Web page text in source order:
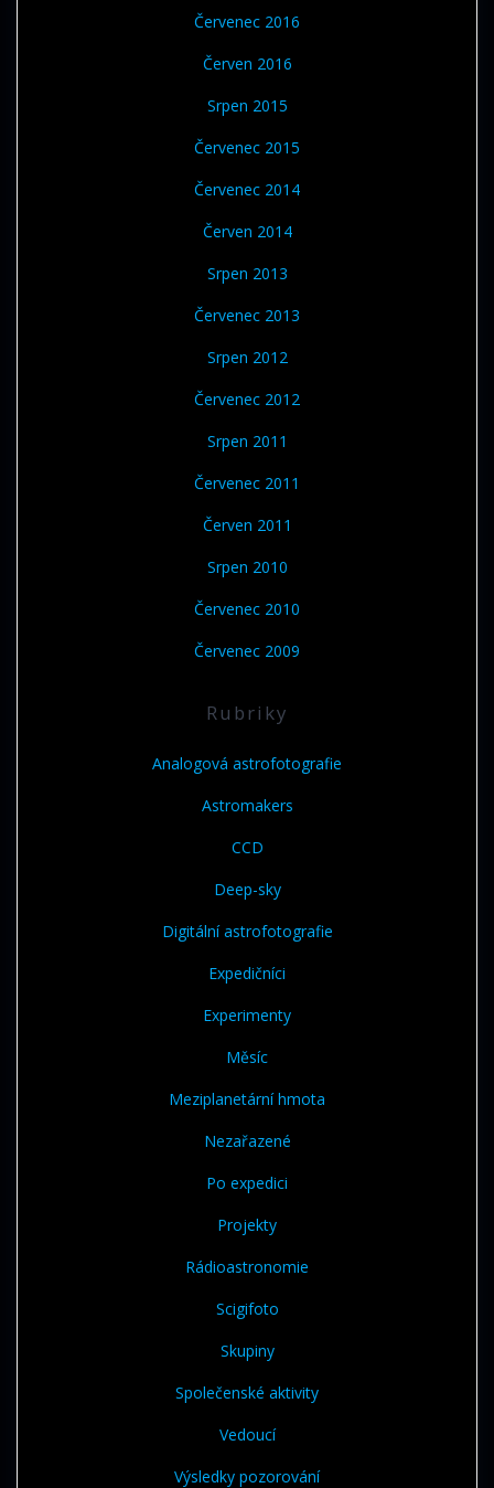
Červenec 2016
Červen 2016
Srpen 2015
Červenec 2015
Červenec 2014
Červen 2014
Srpen 2013
Červenec 2013
Srpen 2012
Červenec 2012
Srpen 2011
Červenec 2011
Červen 2011
Srpen 2010
Červenec 2010
Červenec 2009
Rubriky
Analogová astrofotografie
Astromakers
CCD
Deep-sky
Digitální astrofotografie
Expedičníci
Experimenty
Měsíc
Meziplanetární hmota
Nezařazené
Po expedici
Projekty
Rádioastronomie
Scigifoto
Skupiny
Společenské aktivity
Vedoucí
Výsledky pozorování